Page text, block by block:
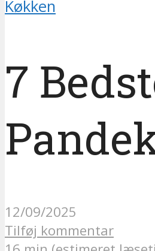
Køkken
7
12/09/2025
Tilføj kommentar